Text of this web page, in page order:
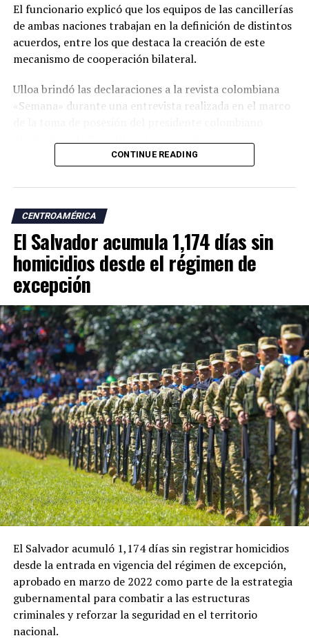
El funcionario explicó que los equipos de las cancillerías
de ambas naciones trabajan en la definición de distintos
acuerdos, entre los que destaca la creación de este
mecanismo de cooperación bilateral.
Ulloa brindó las declaraciones a la revista colombiana
«Semana» durante una entrevista realizada en el marco
representación del presidente Nayib Bukele.
«En esta visita para asistir a la posesión del presidente
cancillería para dar continuidad a esos temas. Uno de los
acuerdos más importantes es la creación de una
comisión binacional Colombia-El Salvador», afirmó.
El vicepresidente salvadoreño explicó que el encuentro
con su homólogo colombiano, José Manuel Restrepo,
forma parte de un diálogo bilateral iniciado durante la
toma de posesión de la actual presidenta de Perú.
ADVERTISEMENT
En esa ocasión, la ministra de Economía de El Salvador,
María Luisa Hayem, representó al Gobierno salvadoreño
y sostuvo una reunión con Restrepo, en la que se
establecieron algunos acuerdos iniciales que ahora
Ulloa también destacó el papel que tendrá el embajador
de El Salvador en Colombia, Guillermo Rubio, en el
impulso de la nueva etapa de cooperación entre ambos
países.
CONTINUE READING
CENTROAMÉRICA
El Salvador acumula 1,174 días sin
homicidios desde el régimen de
excepción
El Salvador acumuló 1,174 días sin registrar homicidios
desde la entrada en vigencia del régimen de excepción,
aprobado en marzo de 2022 como parte de la estrategia
gubernamental para combatir a las estructuras
criminales y reforzar la seguridad en el territorio
nacional.